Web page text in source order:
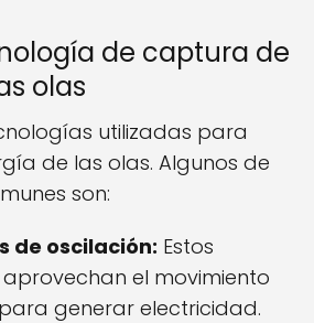
de captura de
olas
utilizadas para
de las olas. Algunos de
son:
de oscilación: Estos
el movimiento
generar electricidad.